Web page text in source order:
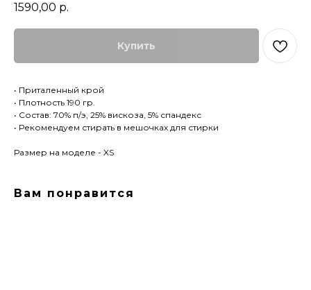
1590,00 р.
Купить
• Приталенный крой
• Плотность 190 гр.
• Состав: 70% п/э, 25% вискоза, 5% спандекс
• Рекомендуем стирать в мешочках для стирки
Размер на моделе - XS
Вам понравится